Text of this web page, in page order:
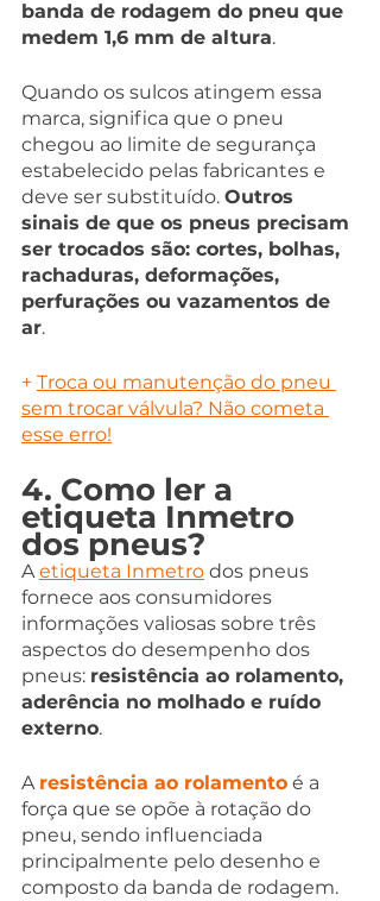
banda de rodagem do pneu que
medem 1,6 mm de altura.
Quando os sulcos atingem essa
marca, significa que o pneu
chegou ao limite de segurança
estabelecido pelas fabricantes e
deve ser substituído. Outros
sinais de que os pneus precisam
ser trocados são: cortes, bolhas,
rachaduras, deformações,
perfurações ou vazamentos de
ar.
+ Troca ou manutenção do pneu
sem trocar válvula? Não cometa
esse erro!
4. Como ler a
etiqueta Inmetro
dos pneus?
A etiqueta Inmetro dos pneus
fornece aos consumidores
informações valiosas sobre três
aspectos do desempenho dos
pneus: resistência ao rolamento,
aderência no molhado e ruído
externo.
A resistência ao rolamento é a
força que se opõe à rotação do
pneu, sendo influenciada
principalmente pelo desenho e
composto da banda de rodagem.